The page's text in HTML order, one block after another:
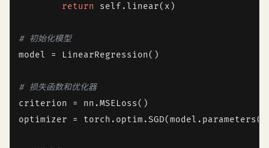
return
self .linear(x)
# 初始化模型
model = LinearRegression()
# 损失函数和优化器
criterion = nn.MSELoss()
optimizer =